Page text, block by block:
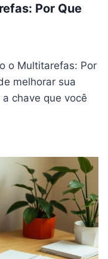
Por Que
o Multitarefas: Por
melhorar sua
chave que você